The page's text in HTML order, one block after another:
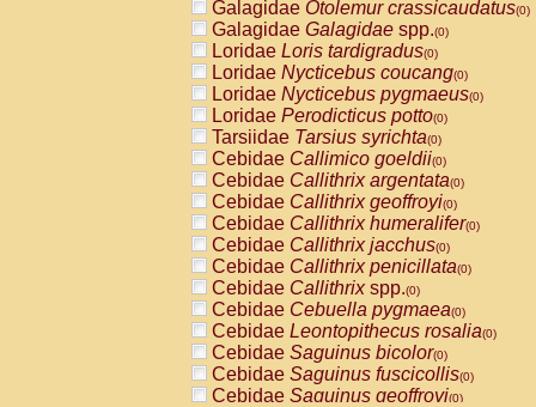
Galagidae Otolemur crassicaudatus(0)
Galagidae Galagidae spp.(0)
Loridae Loris tardigradus(0)
Loridae Nycticebus coucang(0)
Loridae Nycticebus pygmaeus(0)
Loridae Perodicticus potto(0)
Tarsiidae Tarsius syrichta(0)
Cebidae Callimico goeldii(0)
Cebidae Callithrix argentata(0)
Cebidae Callithrix geoffroyi(0)
Cebidae Callithrix humeralifer(0)
Cebidae Callithrix jacchus(0)
Cebidae Callithrix penicillata(0)
Cebidae Callithrixspp.(0)
Cebidae Cebuella pygmaea(0)
Cebidae Leontopithecus rosalia(0)
Cebidae Saguinus bicolor(0)
Cebidae Saguinus fuscicollis(0)
Cebidae Saguinus geoffroyi(0)